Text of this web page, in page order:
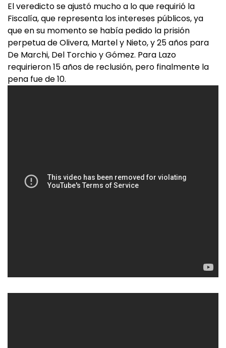
El veredicto se ajustó mucho a lo que requirió la
Fiscalía, que representa los intereses públicos, ya
que en su momento se había pedido la prisión
perpetua de Olivera, Martel y Nieto, y 25 años para
De Marchi, Del Torchio y Gómez. Para Lazo
requirieron 15 años de reclusión, pero finalmente la
pena fue de 10.